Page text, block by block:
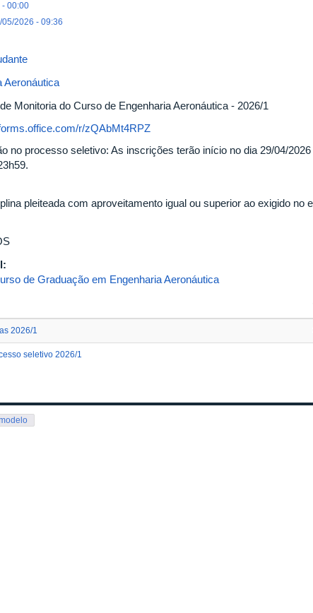
- 00:00
2026 - 09:36
Aeronáutica
Monitoria do Curso de Engenharia Aeronáutica - 2026/1
r/zQAbMt4RPZ
no processo seletivo: As inscrições terão início no dia 29/04/
pleiteada com aproveitamento igual ou superior ao exigido no
de Graduação em Engenharia Aeronáutica
2026/1
seletivo 2026/1